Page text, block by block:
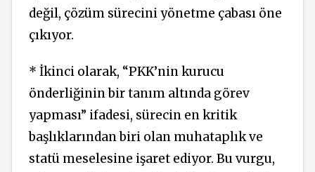
değil, çözüm sürecini yönetme çabası öne
çıkıyor.
* İkinci olarak, “PKK’ninkurucu
önderliğinin bir tanım altında görev
yapması” ifadesi, sürecin en kritik
başlıklarından biri olan muhataplık ve
statü meselesine işaret ediyor. Bu vurgu,